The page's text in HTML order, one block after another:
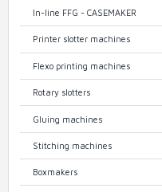
In-line FFG - CASEMAKER
Printer slotter machines
Flexo printing machines
Rotary slotters
Gluing machines
Stitching machines
Boxmakers